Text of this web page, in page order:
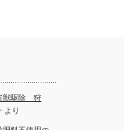
獣駆除 狩
より